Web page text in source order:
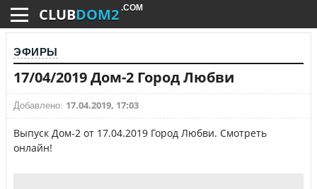
CLUBDOM2 .COM
ЭФИРЫ
17/04/2019 Дом-2 Город Любви
Добавлено: 17.04.2019, 17:03
Выпуск Дом-2 от 17.04.2019 Город Любви. Смотреть
онлайн!